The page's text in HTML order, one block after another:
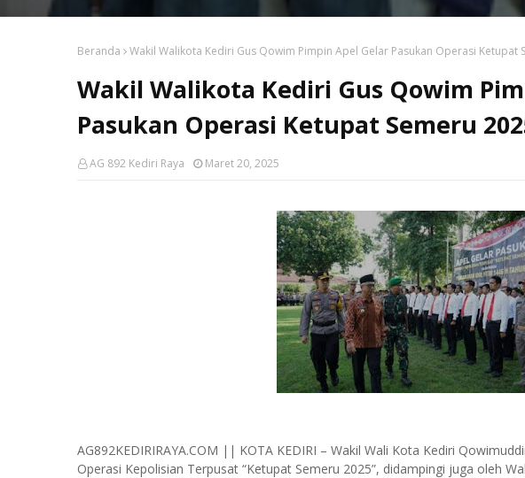
Beranda Wakil Walikota Kediri Gus Qowim Pimpin Apel Gelar Pasukan Operasi Ketupat
Wakil Walikota Kediri Gus Qowim
Pasukan Operasi Ketupat Semeru
AG 892 Kediri Raya Maret 20, 2025
AG892KEDIRIRAYA.COM || KOTA KEDIRI – Wakil Wali Kota Kediri
Operasi Kepolisian Terpusat “Ketupat Semeru 2025”, didampingi juga oleh